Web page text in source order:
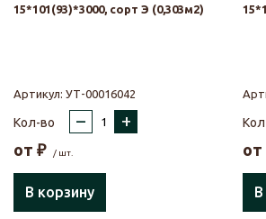
15*101(93)*3000, сорт Э (0,303м2)
Артикул: УТ-00016042
Кол-во – +
от ₽ / шт.
В корзину
от
В